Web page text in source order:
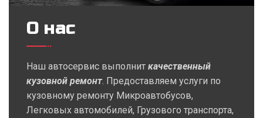
О нас
Наш автосервис выполнит качественный
кузовной ремонт. Предоставляем услуги по
кузовному ремонту Микроавтобусов,
Легковых автомобилей, Грузового транспорта,